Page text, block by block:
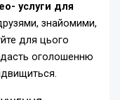
услуги для
знайомими,
для цього
оголошенню